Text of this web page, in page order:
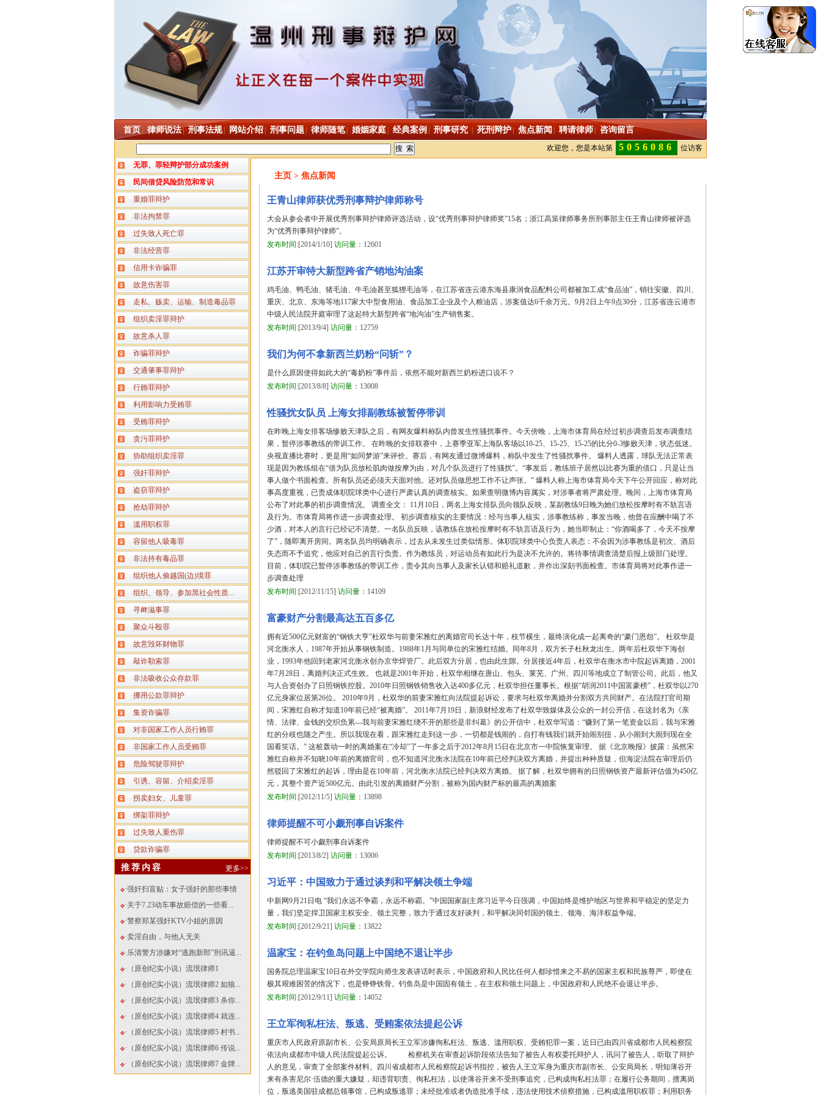
首页 律师说法 刑事法规 网站介绍 刑事问题 律师随笔 婚姻家庭 经典案例 刑事研究 死刑辩护 焦点新闻 聘请律师 咨询留言
欢迎您，您是本站第 5056086
位访客
无罪、罪轻辩护部分成功案例
民间借贷风险防范和常识
重婚罪辩护
非法拘禁罪
过失致人死亡罪
非法经营罪
信用卡诈骗罪
故意伤害罪
走私、贩卖、运输、制造毒品罪
组织卖淫罪辩护
故意杀人罪
诈骗罪辩护
交通肇事罪辩护
行贿罪辩护
利用影响力受贿罪
受贿罪辩护
贪污罪辩护
协助组织卖淫罪
强奸罪辩护
盗窃罪辩护
抢劫罪辩护
滥用职权罪
容留他人吸毒罪
非法持有毒品罪
组织他人偷越国(边)境罪
组织、领导、参加黑社会性质...
寻衅滋事罪
聚众斗殴罪
故意毁坏财物罪
敲诈勒索罪
非法吸收公众存款罪
挪用公款罪辩护
集资诈骗罪
对非国家工作人员行贿罪
非国家工作人员受贿罪
危险驾驶罪辩护
引诱、容留、介绍卖淫罪
拐卖妇女、儿童罪
绑架罪辩护
过失致人重伤罪
贷款诈骗罪
推荐内容 更多>>
·强奸扫盲贴：女子强奸的那些事情
·关于7.23动车事故赔偿的一些看...
·警察郑某强奸KTV小姐的原因
·卖淫自由，与他人无关
·乐清警方涉嫌对“逃跑新郎”刑讯逼...
·（原创纪实小说）流氓律师1
·（原创纪实小说）流氓律师2 如狼...
·（原创纪实小说）流氓律师3 杀你...
·（原创纪实小说）流氓律师4 就连...
·（原创纪实小说）流氓律师5 村书...
·（原创纪实小说）流氓律师6 传说...
·（原创纪实小说）流氓律师7 金牌...
主页 > 焦点新闻
王青山律师获优秀刑事辩护律师称号
大会从参会者中开展优秀刑事辩护律师评选活动，设“优秀刑事辩护律师奖”15名；浙江高策律师事务所刑事部主任王青山律师被评选
为“优秀刑事辩护律师”。
发布时间:[2014/1/10] 访问量 ：12601
江苏开审特大新型跨省产销地沟油案
鸡毛油、鸭毛油、猪毛油、牛毛油甚至狐狸毛油等，在江苏省连云港东海县康润食品配料公司都被加工成“食品油”，销往安徽、四川、
重庆、北京、东海等地117家大中型食用油、食品加工企业及个人粮油店，涉案值达6千余万元。9月2日上午9点30分，江苏省连云港市
中级人民法院开庭审理了这起特大新型跨省“地沟油”生产销售案。
发布时间:[2013/9/4] 访问量 ：12759
我们为何不拿新西兰奶粉“问斩”？
是什么原因使得如此大的“毒奶粉”事件后，依然不能对新西兰奶粉进口说不？
发布时间:[2013/8/8] 访问量 ：13008
性骚扰女队员 上海女排副教练被暂停带训
在昨晚上海女排客场惨败天津队之后，有网友爆料称队内曾发生性骚扰事件。今天傍晚，上海市体育局在经过初步调查后发布调查结
果，暂停涉事教练的带训工作。 在昨晚的女排联赛中，上赛季亚军上海队客场以10-25、15-25、15-25的比分0-3惨败天津，状态低迷。
央视直播比赛时，更是用“如同梦游”来评价。赛后，有网友通过微博爆料，称队中发生了性骚扰事件。 爆料人透露，球队无法正常表
现是因为教练组在“借为队员放松肌肉做按摩为由，对几个队员进行了性骚扰”。“事发后，教练班子居然以比赛为重的借口，只是让当
事人做个书面检查。所有队员还必须天天面对他。还对队员做思想工作不让声张。” 爆料人称上海市体育局今天下午公开回应，称对此
事高度重视，已责成体职院球类中心进行严肃认真的调查核实。如果查明微博内容属实，对涉事者将严肃处理。晚间，上海市体育局
公布了对此事的初步调查情况。 调查全文： 11月10日，两名上海女排队员向领队反映，某副教练9日晚为她们放松按摩时有不轨言语
及行为。市体育局将作进一步调查处理。 初步调查核实的主要情况：经与当事人核实，涉事教练称，事发当晚，他曾在应酬中喝了不
少酒，对本人的言行已经记不清楚。一名队员反映，该教练在放松按摩时有不轨言语及行为，她当即制止：“你酒喝多了，今天不按摩
了”，随即离开房间。两名队员均明确表示，过去从未发生过类似情形。体职院球类中心负责人表态：不会因为涉事教练是初次、酒后
失态而不予追究，他应对自己的言行负责。作为教练员，对运动员有如此行为是决不允许的。将待事情调查清楚后报上级部门处理。
目前，体职院已暂停涉事教练的带训工作，责令其向当事人及家长认错和赔礼道歉，并作出深刻书面检查。市体育局将对此事作进一
步调查处理
发布时间:[2012/11/15] 访问量 ：14109
富豪财产分割最高达五百多亿
拥有近500亿元财富的“钢铁大亨”杜双华与前妻宋雅红的离婚官司长达十年，枝节横生，最终演化成一起离奇的“豪门恩怨”。 杜双华是
河北衡水人，1987年开始从事钢铁制造。1988年1月与同单位的宋雅红结婚。同年8月，双方长子杜秋龙出生。两年后杜双华下海创
业，1993年他回到老家河北衡水创办京华焊管厂。此后双方分居，也由此生隙。分居接近4年后，杜双华在衡水市中院起诉离婚，2001
年7月28日，离婚判决正式生效。 也就是2001年开始，杜双华相继在唐山、包头、莱芜、广州、四川等地成立了制管公司。此后，他又
与人合资创办了日照钢铁控股。2010年日照钢铁销售收入达400多亿元，杜双华担任董事长。根据“胡润2011中国富豪榜”，杜双华以270
亿元身家位居第26位。 2010年9月，杜双华的前妻宋雅红向法院提起诉讼，要求与杜双华离婚并分割双方共同财产。在法院打官司期
间，宋雅红自称才知道10年前已经“被离婚”。 2011年7月19日，新浪财经发布了杜双华致媒体及公众的一封公开信，在这封名为《亲
情、法律、金钱的交织负累---我与前妻宋雅红绕不开的那些是非纠葛》的公开信中，杜双华写道：“赚到了第一笔资金以后，我与宋雅
红的分歧也随之产生。所以我现在看，跟宋雅红走到这一步，一切都是钱闹的，自打有钱我们就开始闹别扭，从小闹到大闹到现在全
国看笑话。” 这桩轰动一时的离婚案在“冷却”了一年多之后于2012年8月15日在北京市一中院恢复审理。 据《北京晚报》披露：虽然宋
雅红自称并不知晓10年前的离婚官司，也不知道河北衡水法院在10年前已经判决双方离婚，并提出种种质疑，但海淀法院在审理后仍
然驳回了宋雅红的起诉，理由是在10年前，河北衡水法院已经判决双方离婚。 据了解，杜双华拥有的日照钢铁资产最新评估值为450亿
元，其整个资产近500亿元。由此引发的离婚财产分割，被称为国内财产标的最高的离婚案
发布时间:[2012/11/5] 访问量 ：13898
律师提醒不可小觑刑事自诉案件
律师提醒不可小觑刑事自诉案件
发布时间:[2013/8/2] 访问量 ：13006
习近平：中国致力于通过谈判和平解决领土争端
中新网9月21日电 “我们永远不争霸，永远不称霸。”中国国家副主席习近平今日强调，中国始终是维护地区与世界和平稳定的坚定力
量，我们坚定捍卫国家主权安全、领土完整，致力于通过友好谈判，和平解决同邻国的领土、领海、海洋权益争端。
发布时间:[2012/9/21] 访问量 ：13822
温家宝：在钓鱼岛问题上中国绝不退让半步
国务院总理温家宝10日在外交学院向师生发表讲话时表示，中国政府和人民比任何人都珍惜来之不易的国家主权和民族尊严，即使在
极其艰难困苦的情况下，也是铮铮铁骨。钓鱼岛是中国固有领土，在主权和领土问题上，中国政府和人民绝不会退让半步。
发布时间:[2012/9/11] 访问量 ：14052
王立军徇私枉法、叛逃、受贿案依法提起公诉
重庆市人民政府原副市长、公安局原局长王立军涉嫌徇私枉法、叛逃、滥用职权、受贿犯罪一案，近日已由四川省成都市人民检察院
依法向成都市中级人民法院提起公诉。 检察机关在审查起诉阶段依法告知了被告人有权委托辩护人，讯问了被告人，听取了辩护
人的意见，审查了全部案件材料。四川省成都市人民检察院起诉书指控，被告人王立军身为重庆市副市长、公安局局长，明知薄谷开
来有杀害尼尔·伍德的重大嫌疑，却违背职责、徇私枉法，以使薄谷开来不受刑事追究，已构成徇私枉法罪；在履行公务期间，擅离岗
位，叛逃美国驻成都总领事馆，已构成叛逃罪；未经批准或者伪造批准手续，违法使用技术侦察措施，已构成滥用职权罪；利用职务